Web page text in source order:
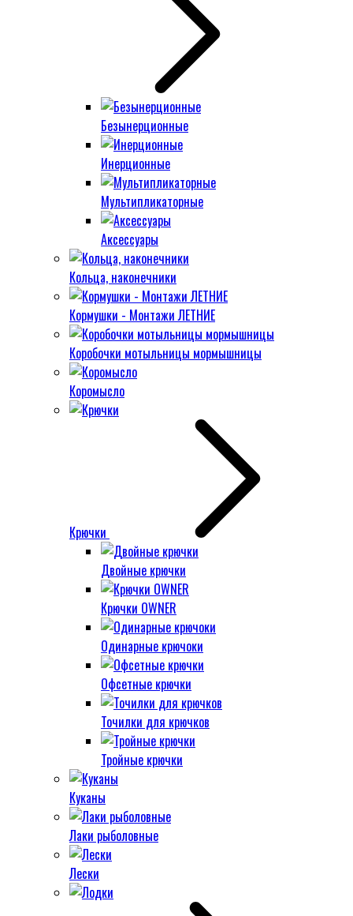
Безынерционные
Инерционные
Мультипликаторные
Аксессуары
Кольца, наконечники
Кормушки - Монтажи ЛЕТНИЕ
Коробочки мотыльницы мормышницы
Коромысло
Крючки
Двойные крючки
Крючки OWNER
Одинарные крючоки
Офсетные крючки
Точилки для крючков
Тройные крючки
Куканы
Лаки рыболовные
Лески